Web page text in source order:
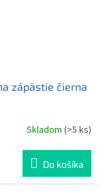
zápästie čierna
Skladom(>5 ks)
Do košíka